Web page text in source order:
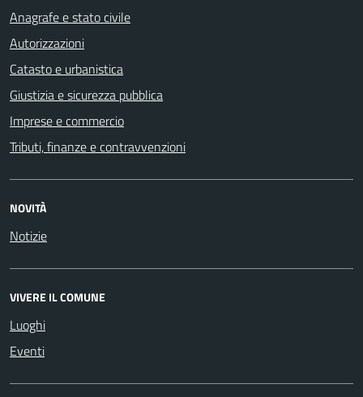
Anagrafe e stato civile
Autorizzazioni
Catasto e urbanistica
Giustizia e sicurezza pubblica
Imprese e commercio
Tributi, finanze e contravvenzioni
NOVITÀ
Notizie
VIVERE IL COMUNE
Luoghi
Eventi